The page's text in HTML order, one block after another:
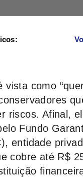
vista como
riscos. Afinal,
Fundo
entidade
cobre até R$